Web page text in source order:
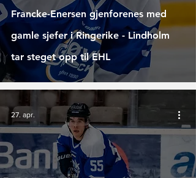
Francke-Enersen gjenforenes med
gamle sjefer i Ringerike - Lindholm
tar steget opp til EHL
27. apr.